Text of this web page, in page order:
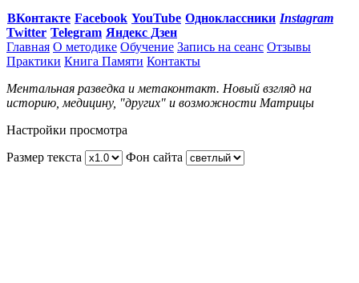
ВКонтакте Facebook YouTube Одноклассники Instagram
Twitter Telegram Яндекс Дзен
Главная О методике Обучение Запись на сеанс Отзывы
Практики Книга Памяти Контакты
Ментальная разведка и метаконтакт. Новый взгляд на
историю, медицину, "других" и возможности Матрицы
Настройки просмотра
Размер текста
Фон сайта